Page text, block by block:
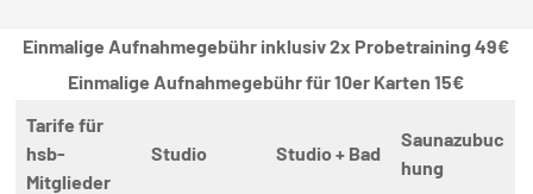
Einmalige Aufnahmegebühr inklusiv 2x Probetraining 49€
Einmalige Aufnahmegebühr für 10er Karten 15€
Tarife für
hsb-
Mitglieder
Studio Studio + Bad
Saunazubuc
hung